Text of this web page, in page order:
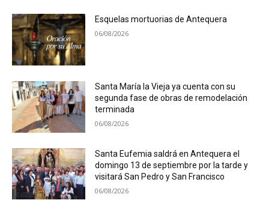
Esquelas mortuorias de Antequera
06/08/2026
Santa María la Vieja ya cuenta con su
segunda fase de obras de remodelación
terminada
06/08/2026
Santa Eufemia saldrá en Antequera el
domingo 13 de septiembre por la tarde y
visitará San Pedro y San Francisco
06/08/2026